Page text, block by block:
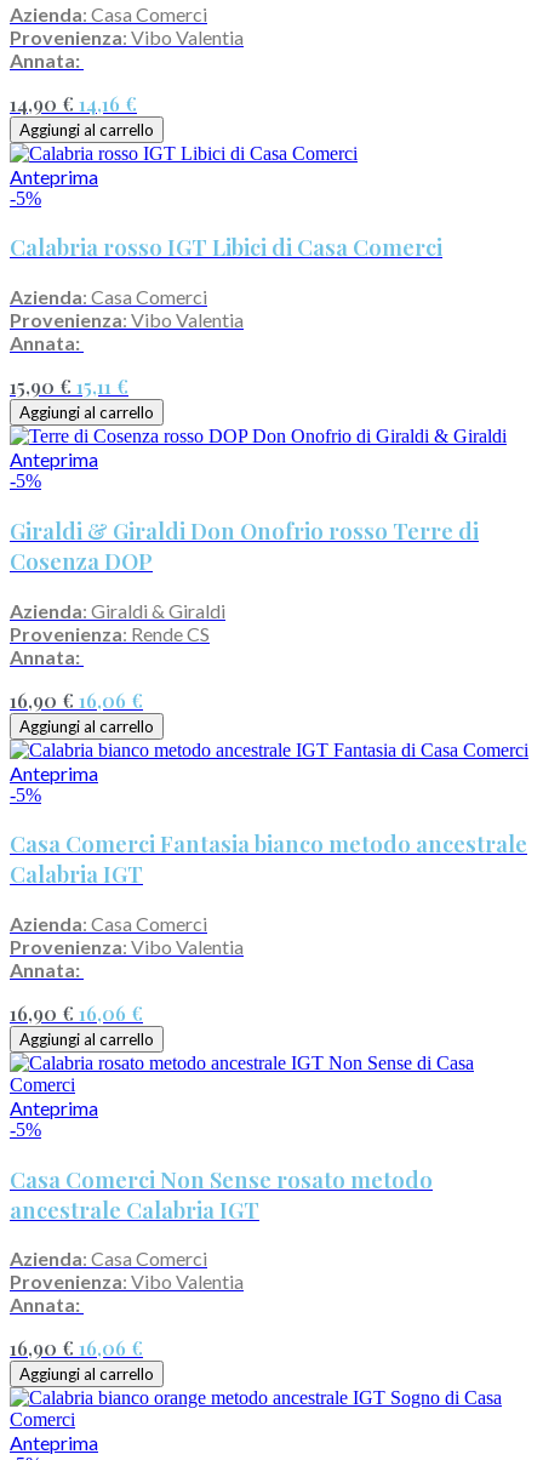
Azienda: Casa Comerci
Provenienza: Vibo Valentia
Annata:
14,90 € 14,16 €
Aggiungi al carrello
Anteprima
-5%
Calabria rosso IGT Libici di Casa Comerci
Azienda: Casa Comerci
Provenienza: Vibo Valentia
Annata:
15,90 € 15,11 €
Aggiungi al carrello
Anteprima
-5%
Giraldi & Giraldi Don Onofrio rosso Terre di
Cosenza DOP
Azienda: Giraldi & Giraldi
Provenienza: Rende CS
Annata:
16,90 € 16,06 €
Aggiungi al carrello
Anteprima
-5%
Casa Comerci Fantasia bianco metodo ancestrale
Calabria IGT
Azienda: Casa Comerci
Provenienza: Vibo Valentia
Annata:
16,90 € 16,06 €
Aggiungi al carrello
Anteprima
-5%
Casa Comerci Non Sense rosato metodo
ancestrale Calabria IGT
Azienda: Casa Comerci
Provenienza: Vibo Valentia
Annata:
16,90 € 16,06 €
Aggiungi al carrello
Anteprima